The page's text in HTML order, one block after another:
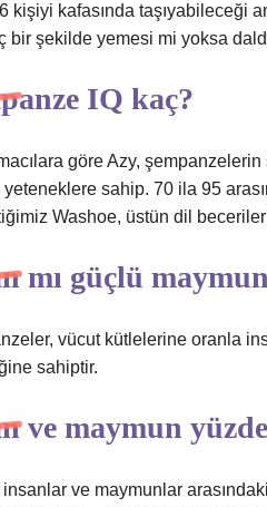
kişiyi kafasında taşıyabileceği
bir şekilde yemesi mi yoksa
IQ kaç?
göre Azy,
sahip. 70 ila 95
Washoe, üstün dil
mı güçlü
vücut kütlelerine oranla
sahiptir.
ve maymun
insanlar ve maymunlar